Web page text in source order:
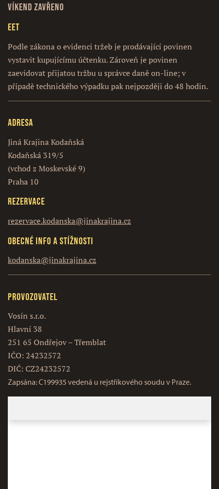
Víkend zavřeno
EET
Podle zákona o evidenci tržeb je prodávající povinen
vystavit kupujícímu účtenku. Zároveň je povinen
zaevidovat přijatou tržbu u správce daně on-line; v
případě technického výpadku pak nejpozději do 48 hodin.
Adresa
Jiná Krajina Kodaňská
Kodaňská 319/5
(vchod z Moskevské 9)
Praha 10
Rezervace
rezervace.kodanska@jinakrajina.cz
Obecné info a stížnosti
kodanska@jinakrajina.cz
Provozovatel
Vosín s.r.o.
Hlavní 38
251 65 Ondřejov – Třemblat
IČO: 24232572
DIČ: CZ24232572
Zapsána: C199935 vedená u rejstříkového soudu v Praze.